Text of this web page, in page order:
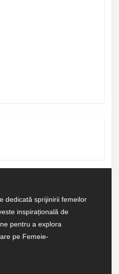
dedicată sprijinirii femeilor
inspirațională de
pentru a explora
pe Femeie-